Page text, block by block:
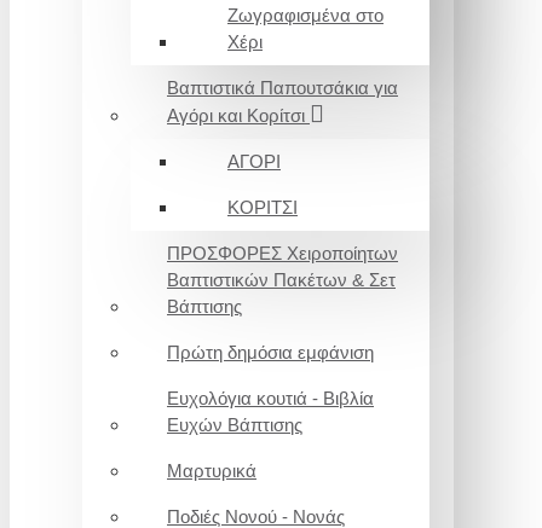
Ζωγραφισμένα στο
Χέρι
Βαπτιστικά Παπουτσάκια για
Αγόρι και Κορίτσι
ΑΓΟΡΙ
ΚΟΡΙΤΣΙ
ΠΡΟΣΦΟΡΕΣ Χειροποίητων
Βαπτιστικών Πακέτων & Σετ
Βάπτισης
Πρώτη δημόσια εμφάνιση
Ευχολόγια κουτιά - Βιβλία
Ευχών Βάπτισης
Μαρτυρικά
Ποδιές Νονού - Νονάς